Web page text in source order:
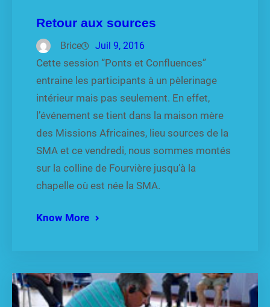
Retour aux sources
Brice Juil 9, 2016
Cette session “Ponts et Confluences”
entraine les participants à un pèlerinage
intérieur mais pas seulement. En effet,
l’événement se tient dans la maison mère
des Missions Africaines, lieu sources de la
SMA et ce vendredi, nous sommes montés
sur la colline de Fourvière jusqu’à la
chapelle où est née la SMA.
Know More